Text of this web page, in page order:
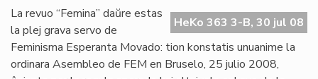
HeKo 363 3-B, 30 jul 08
La revuo “Femina” daŭre estas
la plej grava servo de
Feminisma Esperanta Movado: tion konstatis unuanime la
ordinara Asembleo de FEM en Bruselo, 25 julio 2008,